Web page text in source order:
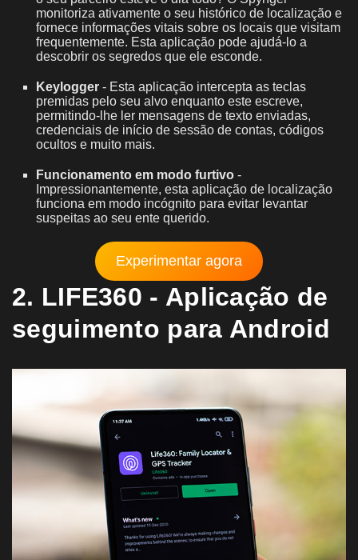
monitoriza ativamente o seu histórico de localização e
fornece informações vitais sobre os locais que visitam
frequentemente. Esta aplicação pode ajudá-lo a
descobrir os segredos que ele esconde.
Keylogger - Esta aplicação intercepta as teclas
premidas pelo seu alvo enquanto este escreve,
permitindo-lhe ler mensagens de texto enviadas,
credenciais de início de sessão de contas, códigos
ocultos e muito mais.
Funcionamento em modo furtivo -
Impressionantemente, esta aplicação de localização
funciona em modo incógnito para evitar levantar
suspeitas ao seu ente querido.
Experimentar agora
2. LIFE360 - Aplicação de
seguimento para Android